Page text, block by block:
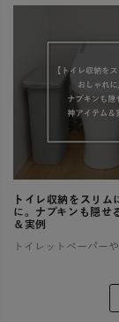
トイレ収納をスリム
に。ナプキンも隠せ
＆実例